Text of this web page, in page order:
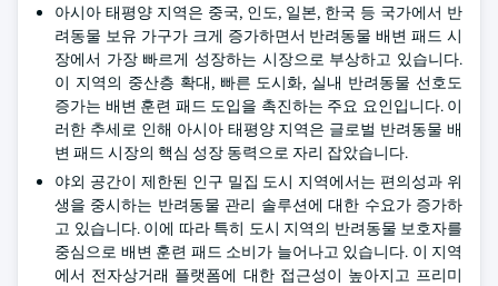
아시아 태평양 지역은 중국, 인도, 일본, 한국 등 국가에서 반
려동물 보유 가구가 크게 증가하면서 반려동물 배변 패드 시
장에서 가장 빠르게 성장하는 시장으로 부상하고 있습니다.
이 지역의 중산층 확대, 빠른 도시화, 실내 반려동물 선호도
증가는 배변 훈련 패드 도입을 촉진하는 주요 요인입니다. 이
러한 추세로 인해 아시아 태평양 지역은 글로벌 반려동물 배
변 패드 시장의 핵심 성장 동력으로 자리 잡았습니다.
야외 공간이 제한된 인구 밀집 도시 지역에서는 편의성과 위
생을 중시하는 반려동물 관리 솔루션에 대한 수요가 증가하
고 있습니다. 이에 따라 특히 도시 지역의 반려동물 보호자를
중심으로 배변 훈련 패드 소비가 늘어나고 있습니다. 이 지역
에서 전자상거래 플랫폼에 대한 접근성이 높아지고 프리미